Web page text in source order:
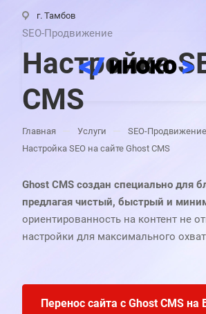
г. Тамбов
SEO-Продвижение
Настройка
CMS
Главная — Услуги — SEO-
Настройка SEO на сайте Ghost CMS
Ghost CMS создан специально для
предлагая чистый, быстрый и
ориентированность на контент не
настройки для максимального
Перенос сайта с Ghost CMS на